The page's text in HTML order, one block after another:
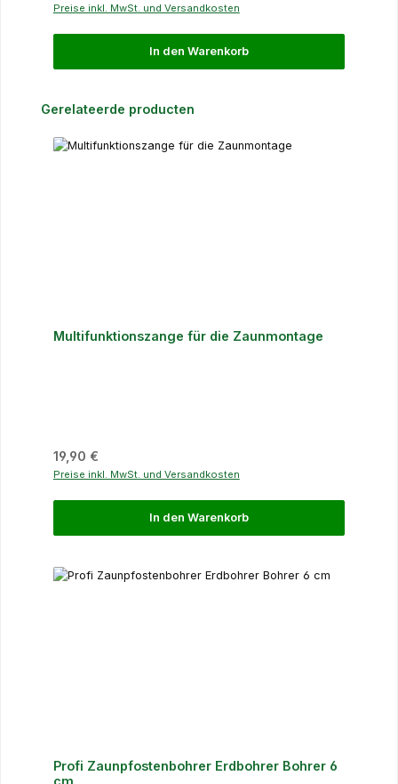
Preise inkl. MwSt. und Versandkosten
In den Warenkorb
Produktgalerie überspringen
Gerelateerde producten
Multifunktionszange für die Zaunmontage
Regulärer Preis:
19,90 €
Preise inkl. MwSt. und Versandkosten
In den Warenkorb
Profi Zaunpfostenbohrer Erdbohrer Bohrer 6
cm